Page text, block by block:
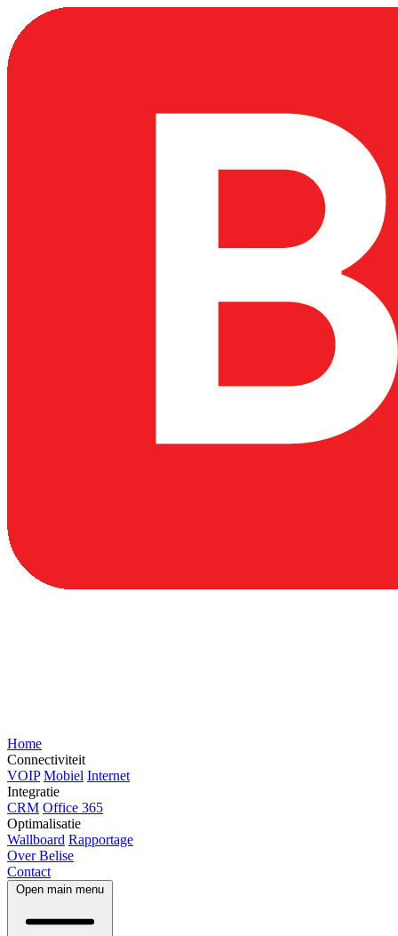
Home
Connectiviteit
VOIP Mobiel Internet
Integratie
CRM Office 365
Optimalisatie
Wallboard Rapportage
Over Belise
Contact
Open main menu